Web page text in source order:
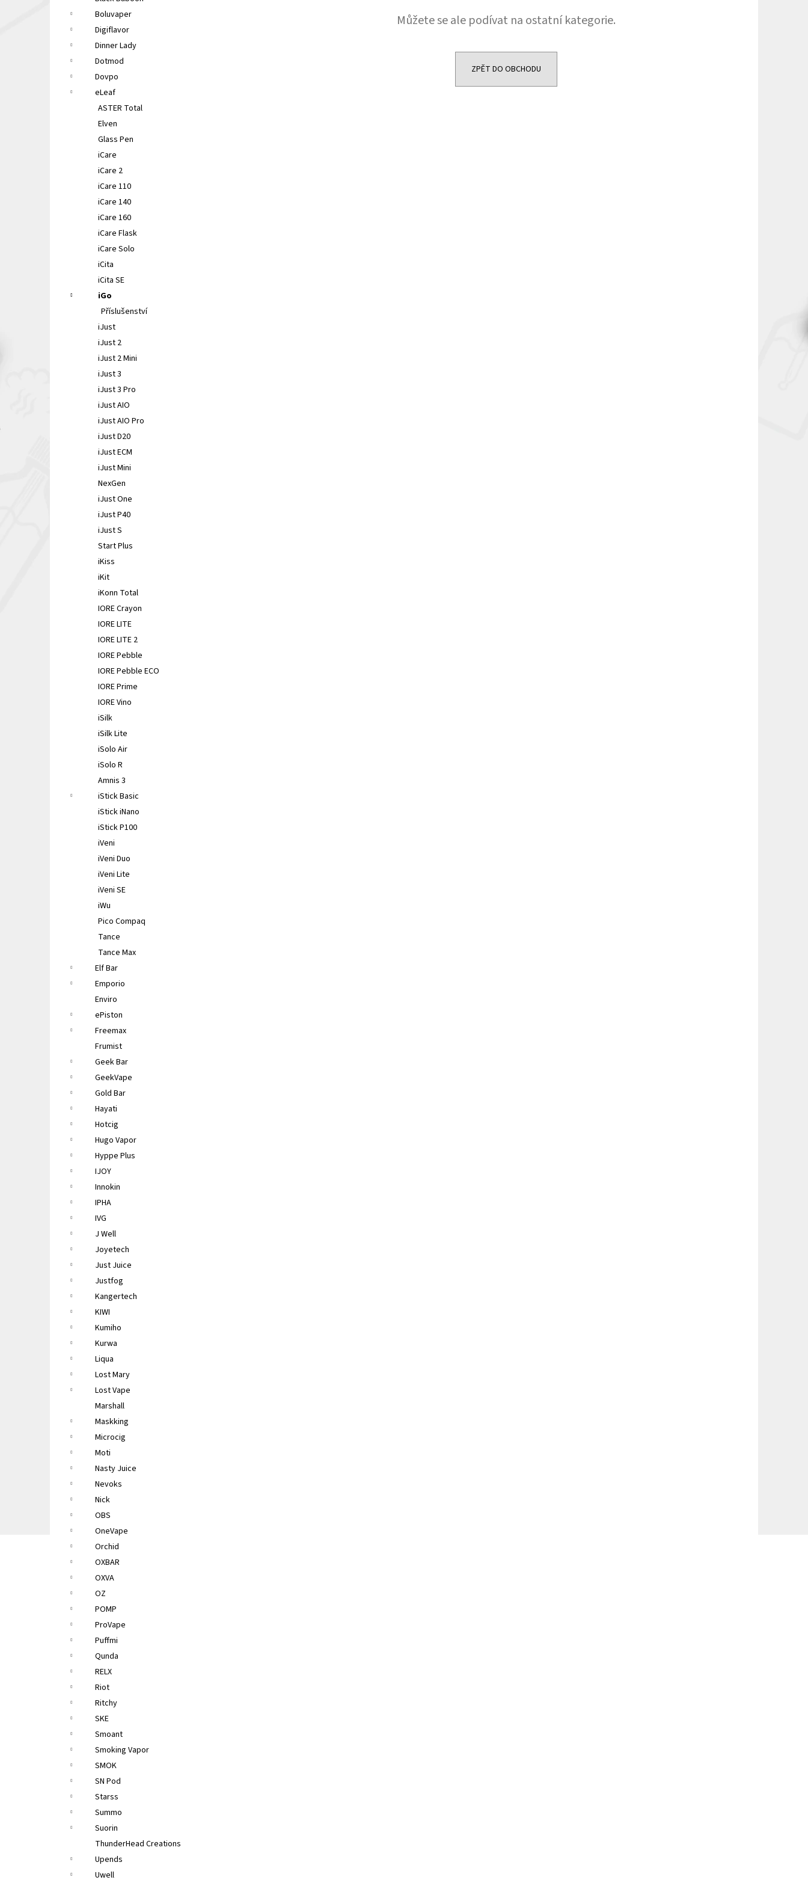
Boluvaper
Digiflavor
Dinner Lady
Dotmod
Dovpo
eLeaf
ASTER Total
Elven
Glass Pen
iCare
iCare 2
iCare 110
iCare 140
iCare 160
iCare Flask
iCare Solo
iCita
iCita SE
iGo
Příslušenství
iJust
iJust 2
iJust 2 Mini
iJust 3
iJust 3 Pro
iJust AIO
iJust AIO Pro
iJust D20
iJust ECM
iJust Mini
NexGen
iJust One
iJust P40
iJust S
Start Plus
iKiss
iKit
iKonn Total
IORE Crayon
IORE LITE
IORE LITE 2
IORE Pebble
IORE Pebble ECO
IORE Prime
IORE Vino
iSilk
iSilk Lite
iSolo Air
iSolo R
Amnis 3
iStick Basic
iStick iNano
iStick P100
iVeni
iVeni Duo
iVeni Lite
iVeni SE
iWu
Pico Compaq
Tance
Tance Max
Elf Bar
Emporio
Enviro
ePiston
Freemax
Frumist
Geek Bar
GeekVape
Gold Bar
Hayati
Hotcig
Hugo Vapor
Hyppe Plus
IJOY
Innokin
IPHA
IVG
J Well
Joyetech
Just Juice
Justfog
Kangertech
KIWI
Kumiho
Kurwa
Liqua
Lost Mary
Lost Vape
Marshall
Maskking
Microcig
Moti
Nasty Juice
Nevoks
Nick
OBS
OneVape
Orchid
OXBAR
OXVA
OZ
POMP
ProVape
Puffmi
Qunda
RELX
Riot
Ritchy
SKE
Smoant
Smoking Vapor
SMOK
SN Pod
Starss
Summo
Suorin
ThunderHead Creations
Upends
Uwell
Můžete se ale podívat na ostatní kategorie.
ZPĚT DO OBCHODU
149 Kč
Původně:165 Kč
159 Kč
Původně: